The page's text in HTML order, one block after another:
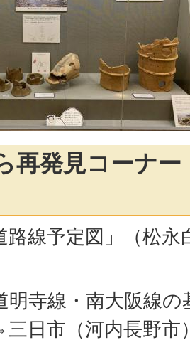
再発見コーナー
路線予定図」（松
明寺線・南大阪線
三日市（河内長野